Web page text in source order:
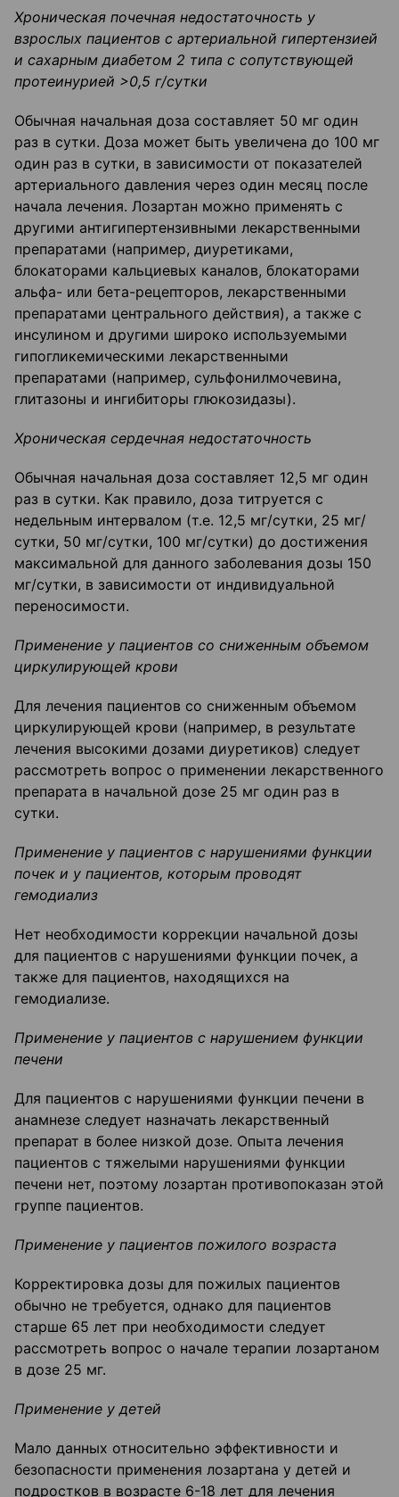
Хроническая почечная недостаточность у
взрослых пациентов с артериальной гипертензией
и сахарным диабетом 2 типа с сопутствующей
протеинурией >0,5 г/сутки
Обычная начальная доза составляет 50 мг один
раз в сутки. Доза может быть увеличена до 100 мг
один раз в сутки, в зависимости от показателей
артериального давления через один месяц после
начала лечения. Лозартан можно применять с
другими антигипертензивными лекарственными
препаратами (например, диуретиками,
блокаторами кальциевых каналов, блокаторами
альфа- или бета-рецепторов, лекарственными
препаратами центрального действия), а также с
инсулином и другими широко используемыми
гипогликемическими лекарственными
препаратами (например, сульфонилмочевина,
глитазоны и ингибиторы глюкозидазы).
Хроническая сердечная недостаточность
Обычная начальная доза составляет 12,5 мг один
раз в сутки. Как правило, доза титруется с
недельным интервалом (т.е. 12,5 мг/сутки, 25 мг/
сутки, 50 мг/сутки, 100 мг/сутки) до достижения
максимальной для данного заболевания дозы 150
мг/сутки, в зависимости от индивидуальной
переносимости.
Применение у пациентов со сниженным объемом
циркулирующей крови
Для лечения пациентов со сниженным объемом
циркулирующей крови (например, в результате
лечения высокими дозами диуретиков) следует
рассмотреть вопрос о применении лекарственного
препарата в начальной дозе 25 мг один раз в
сутки.
Применение у пациентов с нарушениями функции
почек и у пациентов, которым проводят
гемодиализ
Нет необходимости коррекции начальной дозы
для пациентов с нарушениями функции почек, а
также для пациентов, находящихся на
гемодиализе.
Применение у пациентов с нарушением функции
печени
Для пациентов с нарушениями функции печени в
анамнезе следует назначать лекарственный
препарат в более низкой дозе. Опыта лечения
пациентов с тяжелыми нарушениями функции
печени нет, поэтому лозартан противопоказан этой
группе пациентов.
Применение у пациентов пожилого возраста
Корректировка дозы для пожилых пациентов
обычно не требуется, однако для пациентов
старше 65 лет при необходимости следует
рассмотреть вопрос о начале терапии лозартаном
в дозе 25 мг.
Применение у детей
Мало данных относительно эффективности и
безопасности применения лозартана у детей и
подростков в возрасте 6-18 лет для лечения